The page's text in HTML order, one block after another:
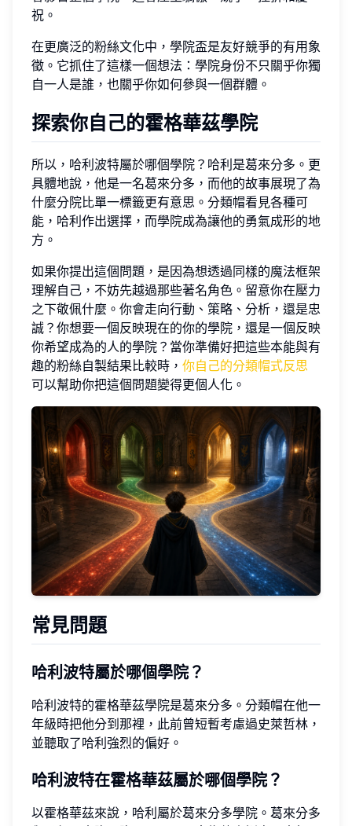
祝。
在更廣泛的粉絲文化中，學院盃是友好競爭的有用象
徵。它抓住了這樣一個想法：學院身份不只關乎你獨
自一人是誰，也關乎你如何參與一個群體。
探索你自己的霍格華茲學院
所以，哈利波特屬於哪個學院？哈利是葛來分多。更
具體地說，他是一名葛來分多，而他的故事展現了為
什麼分院比單一標籤更有意思。分類帽看見各種可
能，哈利作出選擇，而學院成為讓他的勇氣成形的地
方。
如果你提出這個問題，是因為想透過同樣的魔法框架
理解自己，不妨先越過那些著名角色。留意你在壓力
之下敬佩什麼。你會走向行動、策略、分析，還是忠
誠？你想要一個反映現在的你的學院，還是一個反映
你希望成為的人的學院？當你準備好把這些本能與有
趣的粉絲自製結果比較時， 你自己的分類帽式反思
可以幫助你把這個問題變得更個人化。
常見問題
哈利波特屬於哪個學院？
哈利波特的霍格華茲學院是葛來分多。分類帽在他一
年級時把他分到那裡，此前曾短暫考慮過史萊哲林，
並聽取了哈利強烈的偏好。
哈利波特在霍格華茲屬於哪個學院？
以霍格華茲來說，哈利屬於葛來分多學院。葛來分多